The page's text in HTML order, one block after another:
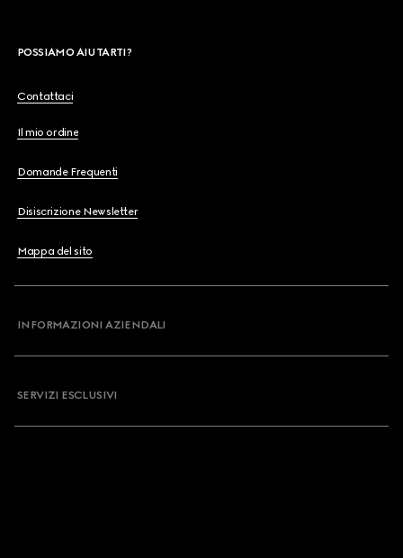
POSSIAMO AIUTARTI?
Contattaci
Il mio ordine
Domande Frequenti
Disiscrizione Newsletter
Mappa del sito
INFORMAZIONI AZIENDALI
SERVIZI ESCLUSIVI